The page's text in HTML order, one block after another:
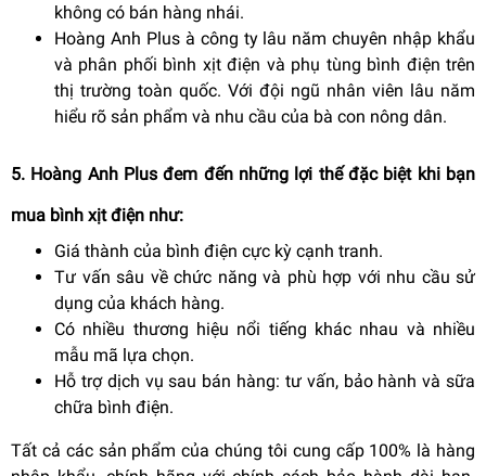
không có bán hàng nhái.
Hoàng Anh Plus à công ty lâu năm chuyên nhập khẩu
và phân phối bình xịt điện và phụ tùng bình điện trên
thị trường toàn quốc. Với đội ngũ nhân viên lâu năm
hiểu rõ sản phẩm và nhu cầu của bà con nông dân.
5. Hoàng Anh Plus đem đến những lợi thế đặc biệt khi bạn
mua bình xịt điện như:
Giá thành của bình điện cực kỳ cạnh tranh.
Tư vấn sâu về chức năng và phù hợp với nhu cầu sử
dụng của khách hàng.
Có nhiều thương hiệu nổi tiếng khác nhau và nhiều
mẫu mã lựa chọn.
Hỗ trợ dịch vụ sau bán hàng: tư vấn, bảo hành và sữa
chữa bình điện.
Tất cả các sản phẩm của chúng tôi cung cấp 100% là hàng